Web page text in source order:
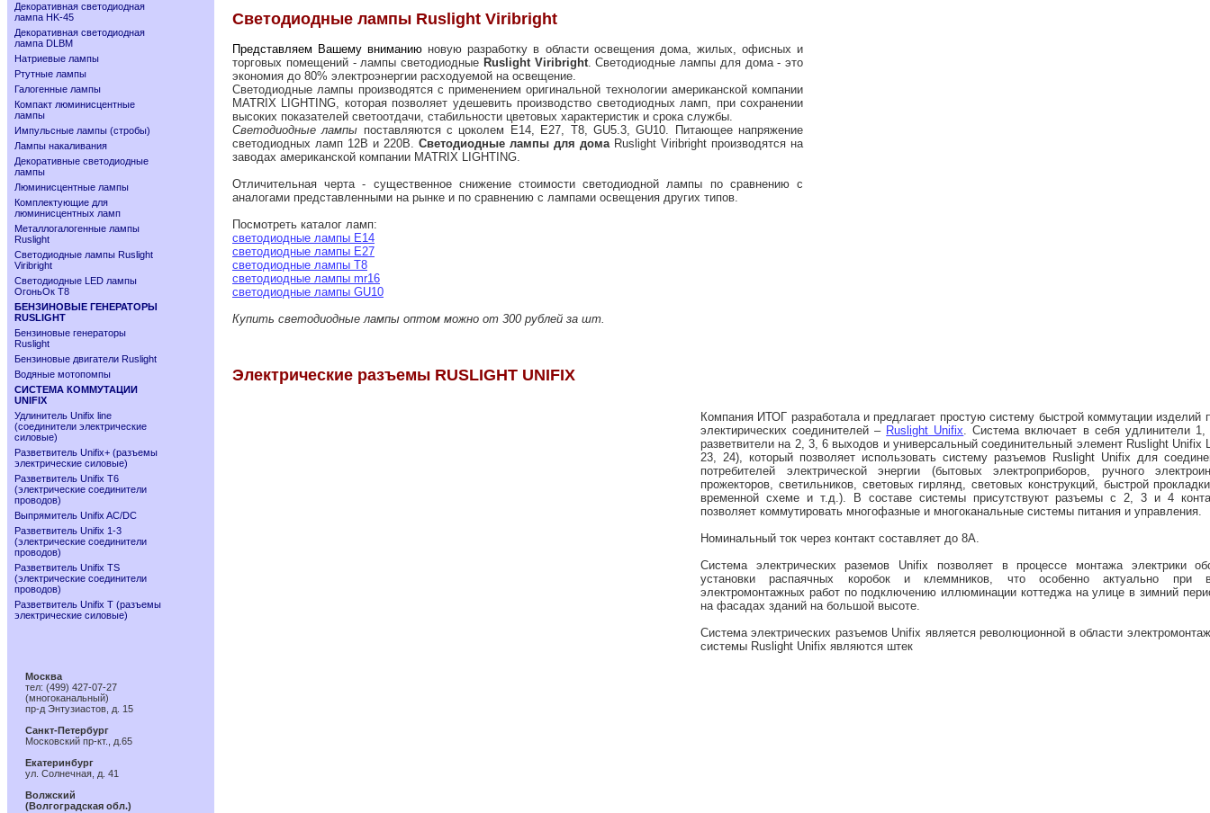
Декоративная светодиодная
лампа HK-45
Декоративная светодиодная
лампа DLBM
Натриевые лампы
Ртутные лампы
Галогенные лампы
Компакт люминисцентные
лампы
Импульсные лампы (стробы)
Лампы накаливания
Декоративные светодиодные
лампы
Люминисцентные лампы
Комплектующие для
люминисцентных ламп
Металлогалогенные лампы
Ruslight
Светодиодные лампы Ruslight
Viribright
Cветодиодные LED лампы
ОгоньОк Т8
БЕНЗИНОВЫЕ ГЕНЕРАТОРЫ
RUSLIGHT
Бензиновые генераторы
Ruslight
Бензиновые двигатели Ruslight
Водяные мотопомпы
СИСТЕМА КОММУТАЦИИ
UNIFIX
Удлинитель Unifix line
(соединители электрические
силовые)
Разветвитель Unifix+ (разъемы
электрические силовые)
Разветвитель Unifix T6
(электрические соединители
проводов)
Выпрямитель Unifix AC/DC
Разветвитель Unifix 1-3
(электрические соединители
проводов)
Разветвитель Unifix TS
(электрические соединители
проводов)
Разветвитель Unifix T (разъемы
электрические силовые)
Москва
тел: (499) 427-07-27
(многоканальный)
пр-д Энтузиастов, д. 15
Санкт-Петербург
Московский пр-кт., д.65
Екатеринбург
ул. Солнечная, д. 41
Волжский
(Волгоградская обл.)
Светодиодные лампы Ruslight Viribright
Представляем Вашему вниманию новую разработку в области освещения дома, жилых, офисных и
торговых помещений - лампы светодиодные Ruslight Viribright. Светодиодные лампы для дома - это
экономия до 80% электроэнергии расходуемой на освещение.
Светодиодные лампы производятся с применением оригинальной технологии американской компании
MATRIX LIGHTING, которая позволяет удешевить производство светодиодных ламп, при сохранении
высоких показателей светоотдачи, стабильности цветовых характеристик и срока службы.
Светодиодные лампы поставляются с цоколем Е14, Е27, Т8, GU5.3, GU10. Питающее напряжение
светодиодных ламп 12В и 220В. Светодиодные лампы для домаRuslight Viribright производятся на
заводах американской компании MATRIX LIGHTING.
Отличительная черта - существенное снижение стоимости светодиодной лампы по сравнению с
аналогами представленными на рынке и по сравнению с лампами освещения других типов.
Посмотреть каталог ламп:
светодиодные лампы Е14
светодиодные лампы Е27
светодиодные лампы Т8
светодиодные лампы mr16
светодиодные лампы GU10
Купить светодиодные лампы оптом можно от 300 рублей за шт.
Электрические разъемы RUSLIGHT UNIFIX
Компания ИТОГ разработала и предлагает простую систему быстрой коммутации изделий
электирических соединителей – Ruslight Unifix. Система включает в себя удлинители
разветвители на 2, 3, 6 выходов и универсальный соединительный элемент Ruslight Unifix
23, 24), который позволяет использовать систему разъемов Ruslight Unifix для
потребителей электрической энергии (бытовых электроприборов, ручного
прожекторов, светильников, световых гирлянд, световых конструкций, быстрой
временной схеме и т.д.). В составе системы присутствуют разъемы с 2, 3 и 4
позволяет коммутировать многофазные и многоканальные системы питания и управления.
Номинальный ток через контакт составляет до 8А.
Система электрических раземов Unifix позволяет в процессе монтажа электрики
установки распаячных коробок и клеммников, что особенно актуально при
электромонтажных работ по подключению иллюминации коттеджа на улице в зимний
на фасадах зданий на большой высоте.
Система электрических разъемов Unifix является революционной в области
системы Ruslight Unifix являются штек